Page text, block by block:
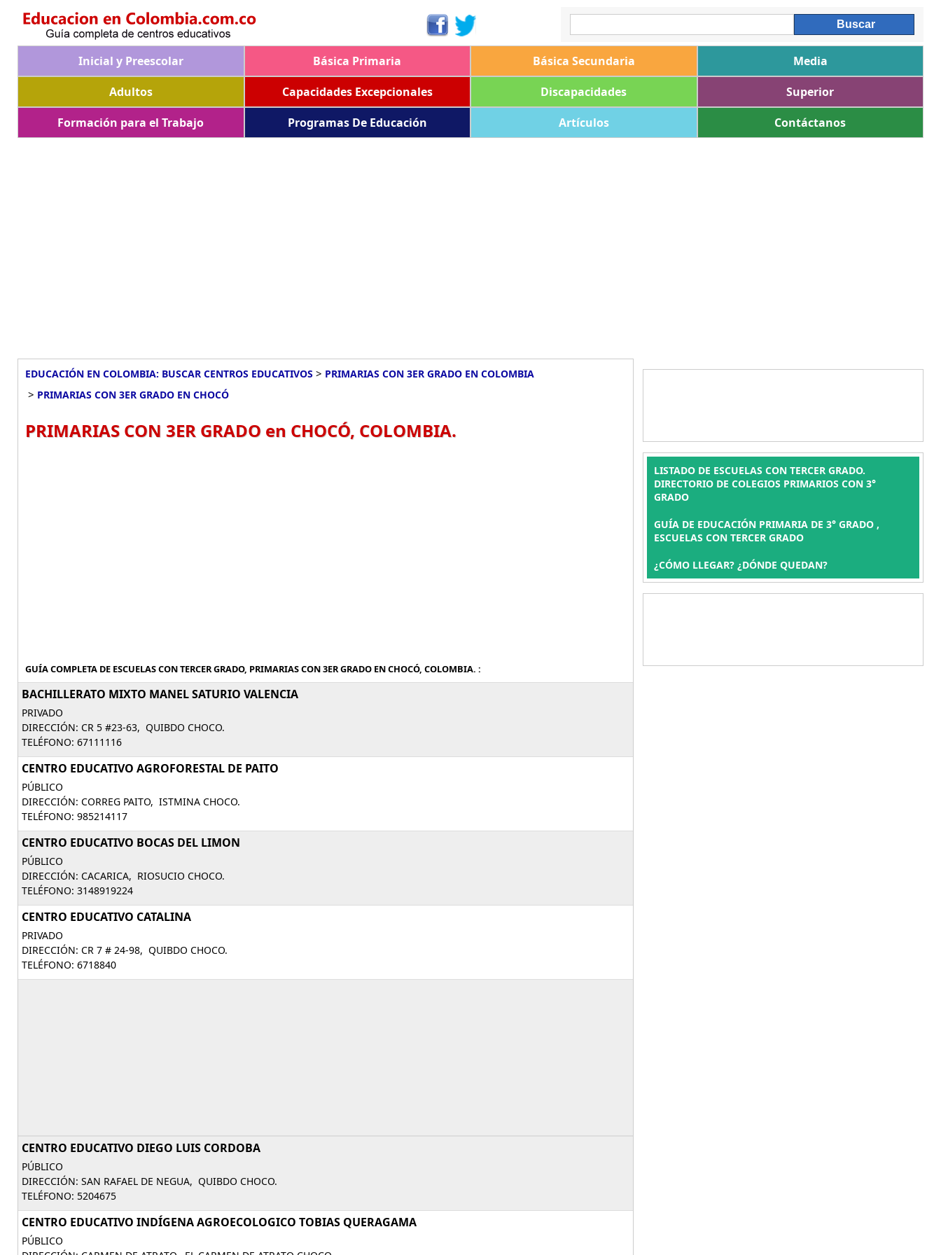
Inicial y Preescolar Básica Primaria Básica Secundaria
Media
Adultos
Capacidades Excepcionales Discapacidades
Superior
Formación para el Trabajo
Programas De Educación Artículos Contáctanos
EDUCACIÓN EN COLOMBIA: BUSCAR CENTROS EDUCATIVOS > PRIMARIAS CON 3ER GRADO EN COLOMBIA
> PRIMARIAS CON 3ER GRADO EN CHOCÓ
PRIMARIAS CON 3ER GRADO en CHOCÓ, COLOMBIA.
GUÍA COMPLETA DE ESCUELAS CON TERCER GRADO, PRIMARIAS CON 3ER GRADO EN CHOCÓ, COLOMBIA. :
BACHILLERATO MIXTO MANEL SATURIO VALENCIA
PRIVADO
DIRECCIÓN: CR 5 #23-63, QUIBDO CHOCO.
TELÉFONO: 67111116
CENTRO EDUCATIVO AGROFORESTAL DE PAITO
PÚBLICO
DIRECCIÓN: CORREG PAITO, ISTMINA CHOCO.
TELÉFONO: 985214117
CENTRO EDUCATIVO BOCAS DEL LIMON
PÚBLICO
DIRECCIÓN: CACARICA, RIOSUCIO CHOCO.
TELÉFONO: 3148919224
CENTRO EDUCATIVO CATALINA
PRIVADO
DIRECCIÓN: CR 7 # 24-98, QUIBDO CHOCO.
TELÉFONO: 6718840
CENTRO EDUCATIVO DIEGO LUIS CORDOBA
PÚBLICO
DIRECCIÓN: SAN RAFAEL DE NEGUA, QUIBDO CHOCO.
TELÉFONO: 5204675
CENTRO EDUCATIVO INDÍGENA AGROECOLOGICO TOBIAS QUERAGAMA
PÚBLICO
LISTADO DE ESCUELAS CON TERCER GRADO.
DIRECTORIO DE COLEGIOS PRIMARIOS CON 3°
GRADO
GUÍA DE EDUCACIÓN PRIMARIA DE 3° GRADO ,
ESCUELAS CON TERCER GRADO
¿CÓMO LLEGAR? ¿DÓNDE QUEDAN?